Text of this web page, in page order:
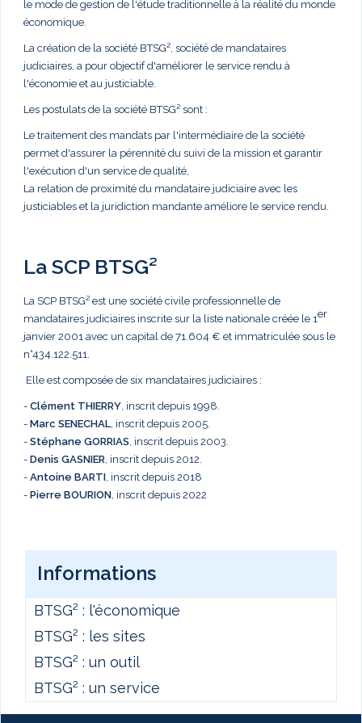
le mode de gestion de l'étude traditionnelle à la réalité du monde
économique.
La création de la société BTSG², société de mandataires
judiciaires, a pour objectif d'améliorer le service rendu à
l'économie et au justiciable.
Les postulats de la société BTSG² sont :
Le traitement des mandats par l'intermédiaire de la société
permet d'assurer la pérennité du suivi de la mission et garantir
l'exécution d'un service de qualité,
La relation de proximité du mandataire judiciaire avec les
justiciables et la juridiction mandante améliore le service rendu.
La SCP BTSG²
La SCP BTSG² est une société civile professionnelle de
mandataires judiciaires inscrite sur la liste nationale créée le 1er
janvier 2001 avec un capital de 71.604 € et immatriculée sous le
n°434.122.511.
Elle est composée de six mandataires judiciaires :
- Clément THIERRY, inscrit depuis 1998.
- Marc SENECHAL, inscrit depuis 2005.
- Stéphane GORRIAS, inscrit depuis 2003.
- Denis GASNIER, inscrit depuis 2012.
- Antoine BARTI, inscrit depuis 2018
- Pierre BOURION, inscrit depuis 2022
Informations
BTSG² : l'économique
BTSG² : les sites
BTSG² : un outil
BTSG² : un service